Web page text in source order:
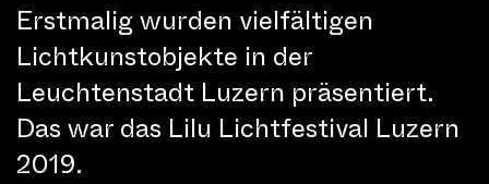
Erstmalig wurden vielfältigen
Lichtkunstobjekte in der
Leuchtenstadt Luzern präsentiert.
Das war das Lilu Lichtfestival Luzern
2019.